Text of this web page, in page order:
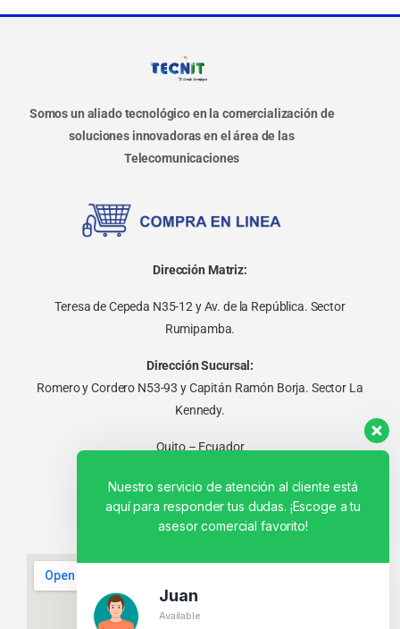
Somos un aliado tecnológico en la comercialización de
soluciones innovadoras en el área de las
Telecomunicaciones
Dirección Matriz:
Teresa de Cepeda N35-12 y Av. de la República. Sector
Rumipamba.
Dirección Sucursal:
Romero y Cordero N53-93 y Capitán Ramón Borja. Sector La
Kennedy.
Quito – Ecuador
Nuestro servicio de atención al cliente está
aquí para responder tus dudas. ¡Escoge a tu
asesor comercial favorito!
Juan
Available